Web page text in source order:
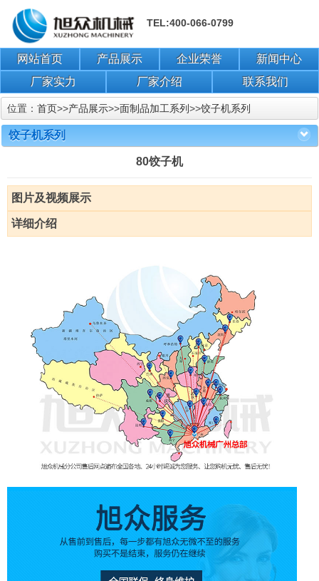
TEL:400-066-0799
网站首页 产品展示 企业荣誉
新闻中心
厂家实力
厂家介绍 联系我们
位置： 首页>>产品展示>>面制品加工系列>>饺子机系列
饺子机系列
80饺子机
图片及视频展示
详细介绍